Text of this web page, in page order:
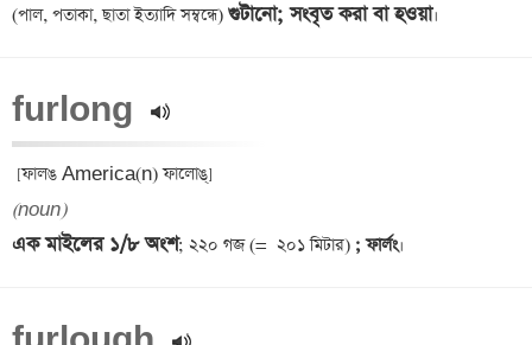
(পাল, পতাকা, ছাতা ইত্যাদি সম্বন্ধে) গুটানো; সংবৃত করা বা হওয়া
furlong
(noun)
এক মাইলের ১/৮ অংশ; ২২০ গজ (= ২০১ মিটার) ; ফার্লং